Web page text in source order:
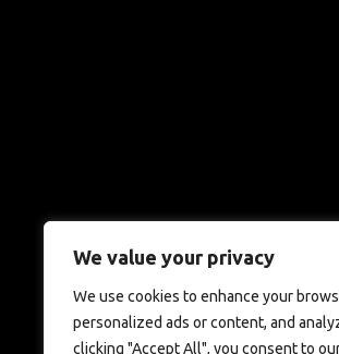
We value your privacy
We use cookies to enhance your
personalized ads or content, and
clicking "Accept All", you consent to